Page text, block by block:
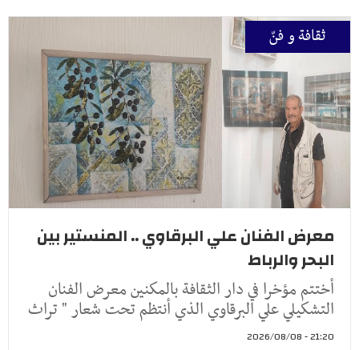
ثقافة و فنّ
معرض الفنان علي البرقاوي .. المنستير بين
البحر والرباط
أختتم مؤخرا في دار الثقافة بالمكنين معرض الفنان
التشكيلي علي البرقاوي الذي أنتظم تحت شعار " تراث
21:20 - 2026/08/08